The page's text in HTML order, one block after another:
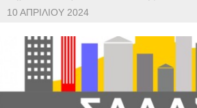
10 ΑΠΡΙΛΊΟΥ 2024